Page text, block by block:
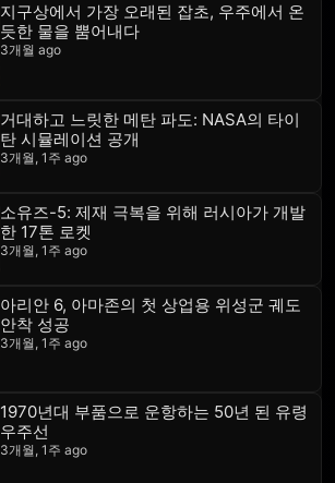
지구상에서 가장 오래된 잡초, 우주에서 온
듯한 물을 뿜어내다
3개월 ago
거대하고 느릿한 메탄 파도: NASA의 타이
탄 시뮬레이션 공개
3개월, 1주 ago
소유즈-5: 제재 극복을 위해 러시아가 개발
한 17톤 로켓
3개월, 1주 ago
아리안 6, 아마존의 첫 상업용 위성군 궤도
안착 성공
3개월, 1주 ago
1970년대 부품으로 운항하는 50년 된 유령
우주선
3개월, 1주 ago